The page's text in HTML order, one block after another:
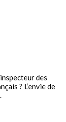
des
? L’envie de